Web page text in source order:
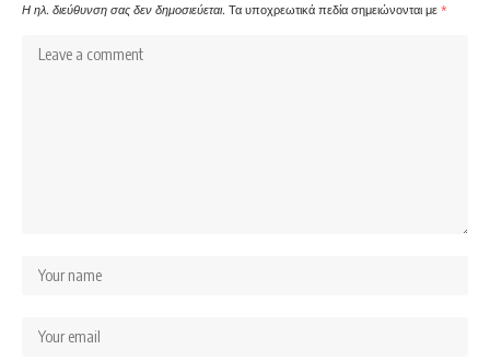
Η ηλ. διεύθυνση σας δεν δημοσιεύεται. Τα υποχρεωτικά πεδία σημειώνονται με *